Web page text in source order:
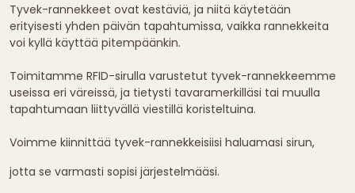
Tyvek-rannekkeet ovat kestäviä, ja niitä käytetään
erityisesti yhden päivän tapahtumissa, vaikka rannekkeita
voi kyllä käyttää pitempäänkin.
Toimitamme RFID-sirulla varustetut tyvek-rannekkeemme
useissa eri väreissä, ja tietysti tavaramerkilläsi tai muulla
tapahtumaan liittyvällä viestillä koristeltuina.
Voimme kiinnittää tyvek-rannekkeisiisi haluamasi sirun,
jotta se varmasti sopisi järjestelmääsi.